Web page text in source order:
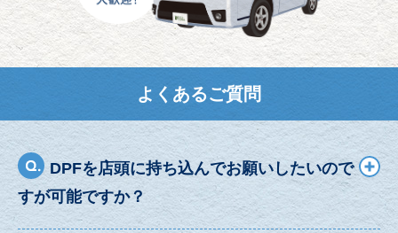
よくあるご質問
DPFを店頭に持ち込んでお願いしたいので
すが可能ですか？